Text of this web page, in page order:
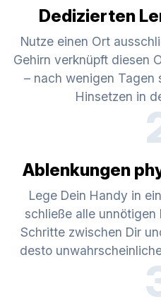
Dedizierten
Nutze einen Ort
Gehirn verknüpft diesen
– nach wenigen Tagen
Hinsetzen in
Ablenkungen
Lege Dein Handy in
schließe alle unnötigen
Schritte zwischen Dir
desto